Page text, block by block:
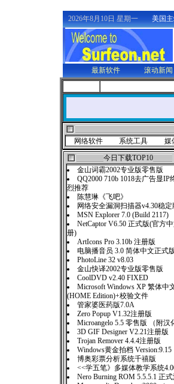
2026年8月10日 星期一 美国
最新软件 滚动新闻
网络软件
系统工具 媒
今日下载TOP10
金山词霸2002专业版零售版
QQ2000 710b 1018去广告显IP
烈推荐
陈慧琳《飞吧》
网络安全漏洞扫描器v4.30稳定
MSN Explorer 7.0 (Build 2117)
NetCaptor V6.50 正式版(官方
册)
ArtIcons Pro 3.10b 注册版
电脑播音员 3.0 简体中文正式
PhotoLine 32 v8.03
金山快译2002专业版零售版
CoolDVD v2.40 FIXED
Microsoft Windows XP 繁体中
(HOME Edition)+校验文件
管家婆医药版7.0A
Zero Popup V1.32注册版
Microangelo 5.5 零售版 （附汉
3D GIF Designer V2.21注册版
Trojan Remover 4.4.4注册版
Windows黄金拍档 Version:9.15
博奥彩票分析系统千禧版
<<学五笔》多媒体教学系统
Nero Burning ROM 5.5.5.1 正